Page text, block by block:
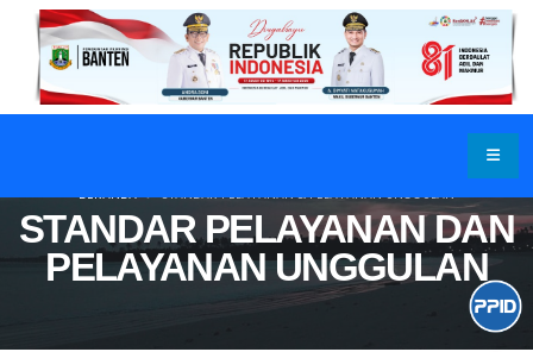
STANDAR PELAYANAN DAN
PELAYANAN UNGGULAN
BERANDA STANDAR PELAYANAN & PELAYANAN UNGGULAN